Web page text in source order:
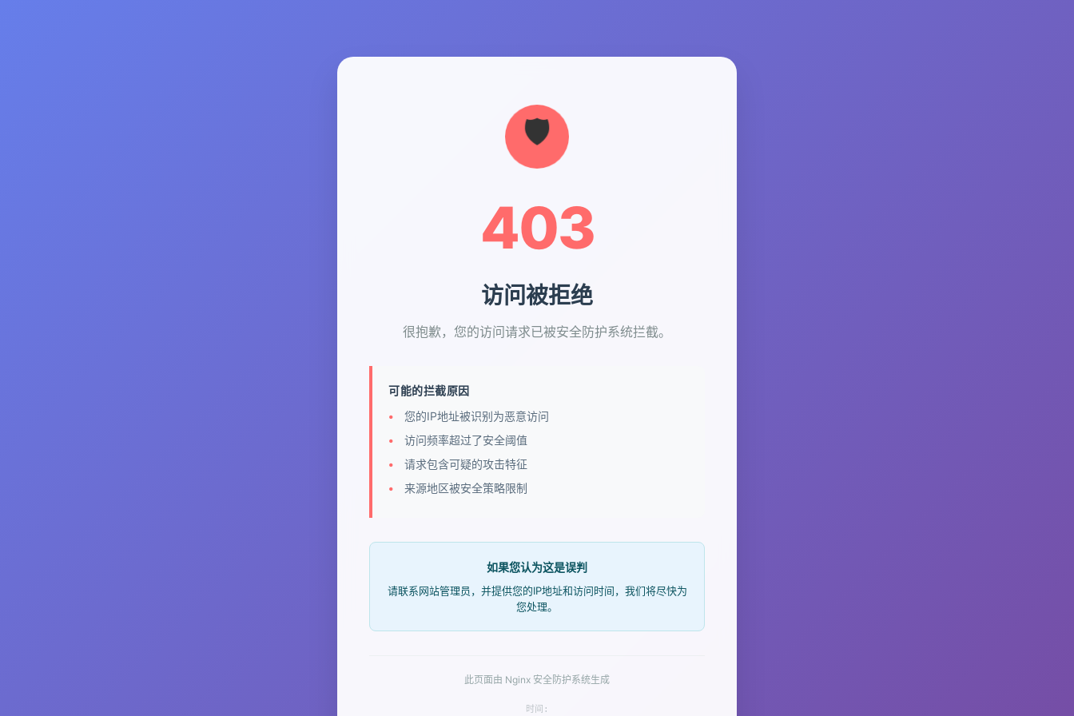
403
访问被拒绝
很抱歉，您的访问请求已被安全防护系统拦截。
可能的拦截原因
您的IP地址被识别为恶意访问
访问频率超过了安全阈值
请求包含可疑的攻击特征
来源地区被安全策略限制
如果您认为这是误判
请联系网站管理员，并提供您的IP地址和访问时间，我们将尽快为
您处理。
此页面由 Nginx 安全防护系统生成
时间: